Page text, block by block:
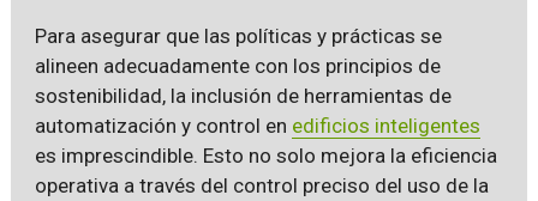
Para asegurar que las políticas y prácticas se
alineen adecuadamente con los principios de
sostenibilidad, la inclusión de herramientas de
automatización y control en edificios inteligentes
es imprescindible. Esto no solo mejora la eficiencia
operativa a través del control preciso del uso de la